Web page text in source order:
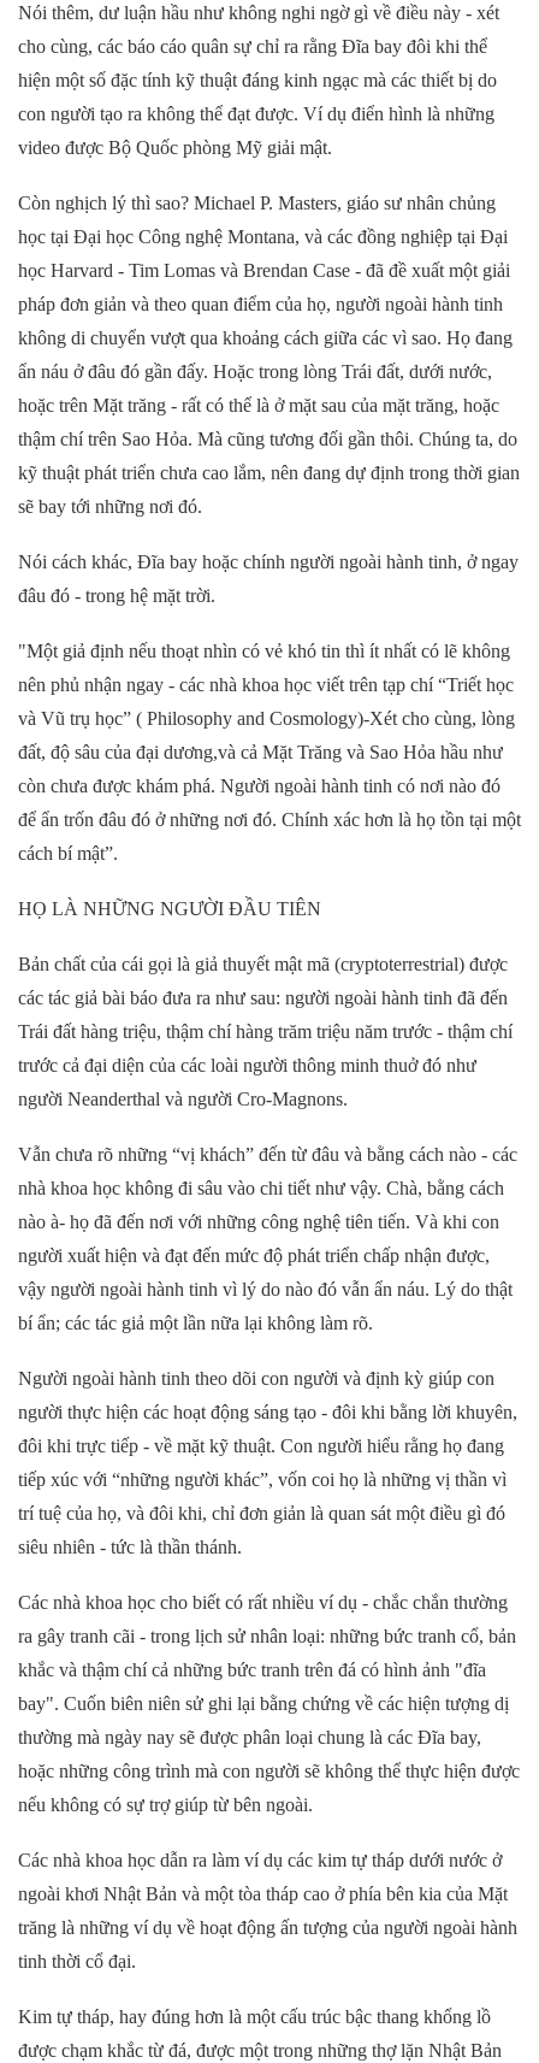
Nói thêm, dư luận hầu như không nghi ngờ gì về điều này - xét
cho cùng, các báo cáo quân sự chỉ ra rằng Đĩa bay đôi khi thể
hiện một số đặc tính kỹ thuật đáng kinh ngạc mà các thiết bị do
con người tạo ra không thể đạt được. Ví dụ điển hình là những
video được Bộ Quốc phòng Mỹ giải mật.
Còn nghịch lý thì sao? Michael P. Masters, giáo sư nhân chủng
học tại Đại học Công nghệ Montana, và các đồng nghiệp tại Đại
học Harvard - Tim Lomas và Brendan Case - đã đề xuất một giải
pháp đơn giản và theo quan điểm của họ, người ngoài hành tinh
không di chuyển vượt qua khoảng cách giữa các vì sao. Họ đang
ẩn náu ở đâu đó gần đấy. Hoặc trong lòng Trái đất, dưới nước,
hoặc trên Mặt trăng - rất có thể là ở mặt sau của mặt trăng, hoặc
thậm chí trên Sao Hỏa. Mà cũng tương đối gần thôi. Chúng ta, do
kỹ thuật phát triển chưa cao lắm, nên đang dự định trong thời gian
sẽ bay tới những nơi đó.
Nói cách khác, Đĩa bay hoặc chính người ngoài hành tinh, ở ngay
đâu đó - trong hệ mặt trời.
"Một giả định nếu thoạt nhìn có vẻ khó tin thì ít nhất có lẽ không
nên phủ nhận ngay - các nhà khoa học viết trên tạp chí “Triết học
và Vũ trụ học” ( Philosophy and Cosmology)-Xét cho cùng, lòng
đất, độ sâu của đại dương,và cả Mặt Trăng và Sao Hỏa hầu như
còn chưa được khám phá. Người ngoài hành tinh có nơi nào đó
để ẩn trốn đâu đó ở những nơi đó. Chính xác hơn là họ tồn tại một
cách bí mật”.
HỌ LÀ NHỮNG NGƯỜI ĐẦU TIÊN
Bản chất của cái gọi là giả thuyết mật mã (cryptoterrestrial) được
các tác giả bài báo đưa ra như sau: người ngoài hành tinh đã đến
Trái đất hàng triệu, thậm chí hàng trăm triệu năm trước - thậm chí
trước cả đại diện của các loài người thông minh thuở đó như
người Neanderthal và người Cro-Magnons.
Vẫn chưa rõ những “vị khách” đến từ đâu và bằng cách nào - các
nhà khoa học không đi sâu vào chi tiết như vậy. Chà, bằng cách
nào à- họ đã đến nơi với những công nghệ tiên tiến. Và khi con
người xuất hiện và đạt đến mức độ phát triển chấp nhận được,
vậy người ngoài hành tinh vì lý do nào đó vẫn ẩn náu. Lý do thật
bí ẩn; các tác giả một lần nữa lại không làm rõ.
Người ngoài hành tinh theo dõi con người và định kỳ giúp con
người thực hiện các hoạt động sáng tạo - đôi khi bằng lời khuyên,
đôi khi trực tiếp - về mặt kỹ thuật. Con người hiểu rằng họ đang
tiếp xúc với “những người khác”, vốn coi họ là những vị thần vì
trí tuệ của họ, và đôi khi, chỉ đơn giản là quan sát một điều gì đó
siêu nhiên - tức là thần thánh.
Các nhà khoa học cho biết có rất nhiều ví dụ - chắc chắn thường
ra gây tranh cãi - trong lịch sử nhân loại: những bức tranh cổ, bản
khắc và thậm chí cả những bức tranh trên đá có hình ảnh "đĩa
bay". Cuốn biên niên sử ghi lại bằng chứng về các hiện tượng dị
thường mà ngày nay sẽ được phân loại chung là các Đĩa bay,
hoặc những công trình mà con người sẽ không thể thực hiện được
nếu không có sự trợ giúp từ bên ngoài.
Các nhà khoa học dẫn ra làm ví dụ các kim tự tháp dưới nước ở
ngoài khơi Nhật Bản và một tòa tháp cao ở phía bên kia của Mặt
trăng là những ví dụ về hoạt động ấn tượng của người ngoài hành
tinh thời cổ đại.
Kim tự tháp, hay đúng hơn là một cấu trúc bậc thang khổng lồ
được chạm khắc từ đá, được một trong những thợ lặn Nhật Bản